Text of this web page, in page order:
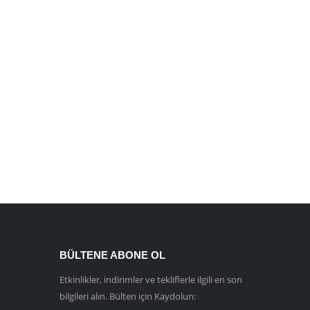
BÜLTENE ABONE OL
Etkinlikler, indirimler ve tekliflerle ilgili en son
bilgileri alın. Bülten için Kaydolun: